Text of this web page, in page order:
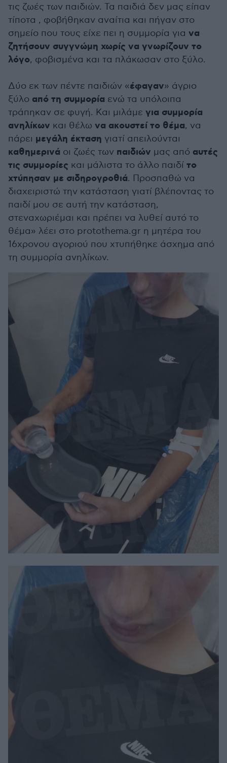
τις ζωές των παιδιών. Τα παιδιά δεν μας είπαν
τίποτα , φοβήθηκαν αναίτια και πήγαν στο
σημείο που τους είχε πει η συμμορία για να
ζητήσουν συγγνώμη χωρίς να γνωρίζουν το
λόγο, φοβισμένα και τα πλάκωσαν στο ξύλο.
Δύο εκ των πέντε παιδιών «έφαγαν» άγριο
ξύλο από τη συμμορία ενώ τα υπόλοιπα
τράπηκαν σε φυγή. Και μιλάμε για συμμορία
ανηλίκων και θέλω να ακουστεί το θέμα, να
πάρει μεγάλη έκταση γιατί απειλούνται
καθημερινά οι ζωές των παιδιών μας από αυτές
τις συμμορίες και μάλιστα το άλλο παιδί το
χτύπησαν με σιδηρογροθιά. Προσπαθώ να
διαχειριστώ την κατάσταση γιατί βλέποντας το
παιδί μου σε αυτή την κατάσταση,
στεναχωριέμαι και πρέπει να λυθεί αυτό το
θέμα» λέει στο protothema.gr η μητέρα του
16χρονου αγοριού που χτυπήθηκε άσχημα από
τη συμμορία ανηλίκων.